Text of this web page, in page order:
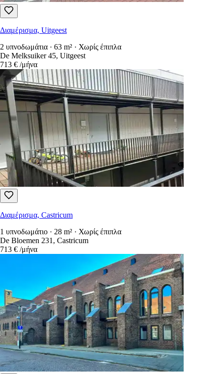
Διαμέρισμα, Uitgeest
2 υπνοδωμάτια · 63 m² · Χωρίς έπιπλα
De Melksuiker 45, Uitgeest
713 € /μήνα
Διαμέρισμα, Castricum
1 υπνοδωμάτιο · 28 m² · Χωρίς έπιπλα
De Bloemen 231, Castricum
713 € /μήνα